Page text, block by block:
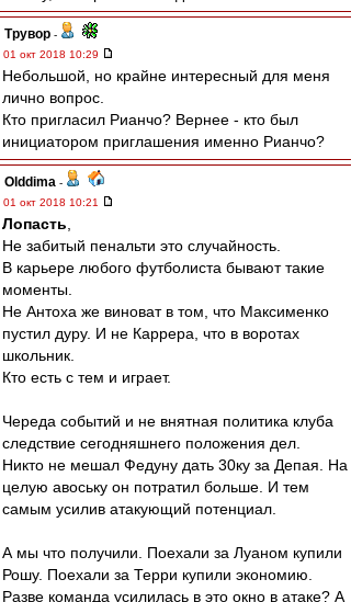
Трувор -
01 окт 2018 10:29
Небольшой, но крайне интересный для меня
лично вопрос.
Кто пригласил Рианчо? Вернее - кто был
инициатором приглашения именно Рианчо?
Olddima -
01 окт 2018 10:21
Лопасть
Не забитый пенальти это случайность.
В карьере любого футболиста бывают такие
моменты.
Не Антоха же виноват в том, что Максименко
пустил дуру. И не Каррера, что в воротах
школьник.
Кто есть с тем и играет.
Череда событий и не внятная политика клуба
следствие сегодняшнего положения дел.
Никто не мешал Федуну дать 30ку за Депая. На
целую авоську он потратил больше. И тем
самым усилив атакующий потенциал.
А мы что получили. Поехали за Луаном купили
Рошу. Поехали за Терри купили экономию.
Разве команда усилилась в это окно в атаке? А